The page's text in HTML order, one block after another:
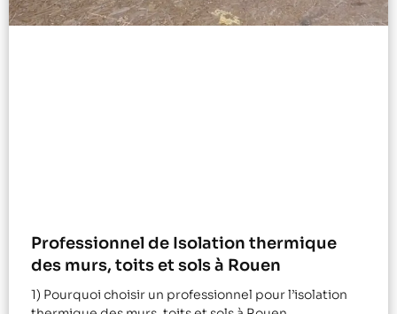
Professionnel de Isolation thermique
des murs, toits et sols à Rouen
1) Pourquoi choisir un professionnel pour l’isolation